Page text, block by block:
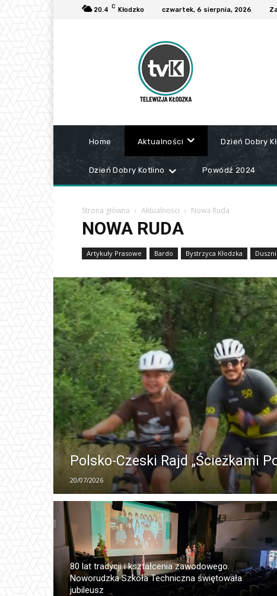
20.4 C Kłodzko czwartek, 6 sierpnia, 2026
Home Aktualności Dzień Dobry
Dzień Dobry Kotlino Powódź 2024
Strona główna Aktualności Nowa Ruda
NOWA RUDA
Artykuły Prasowe Bardo Bystrzyca Kłodzka
Polsko-Czeski Rajd „Ścieżkami
20/07/2026
80 lat tradycji i kształcenia zawodowego.
Noworudzka Szkoła Techniczna świętowała
jubileusz